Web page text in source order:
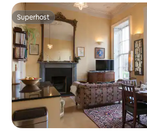
Superhost
Superhost